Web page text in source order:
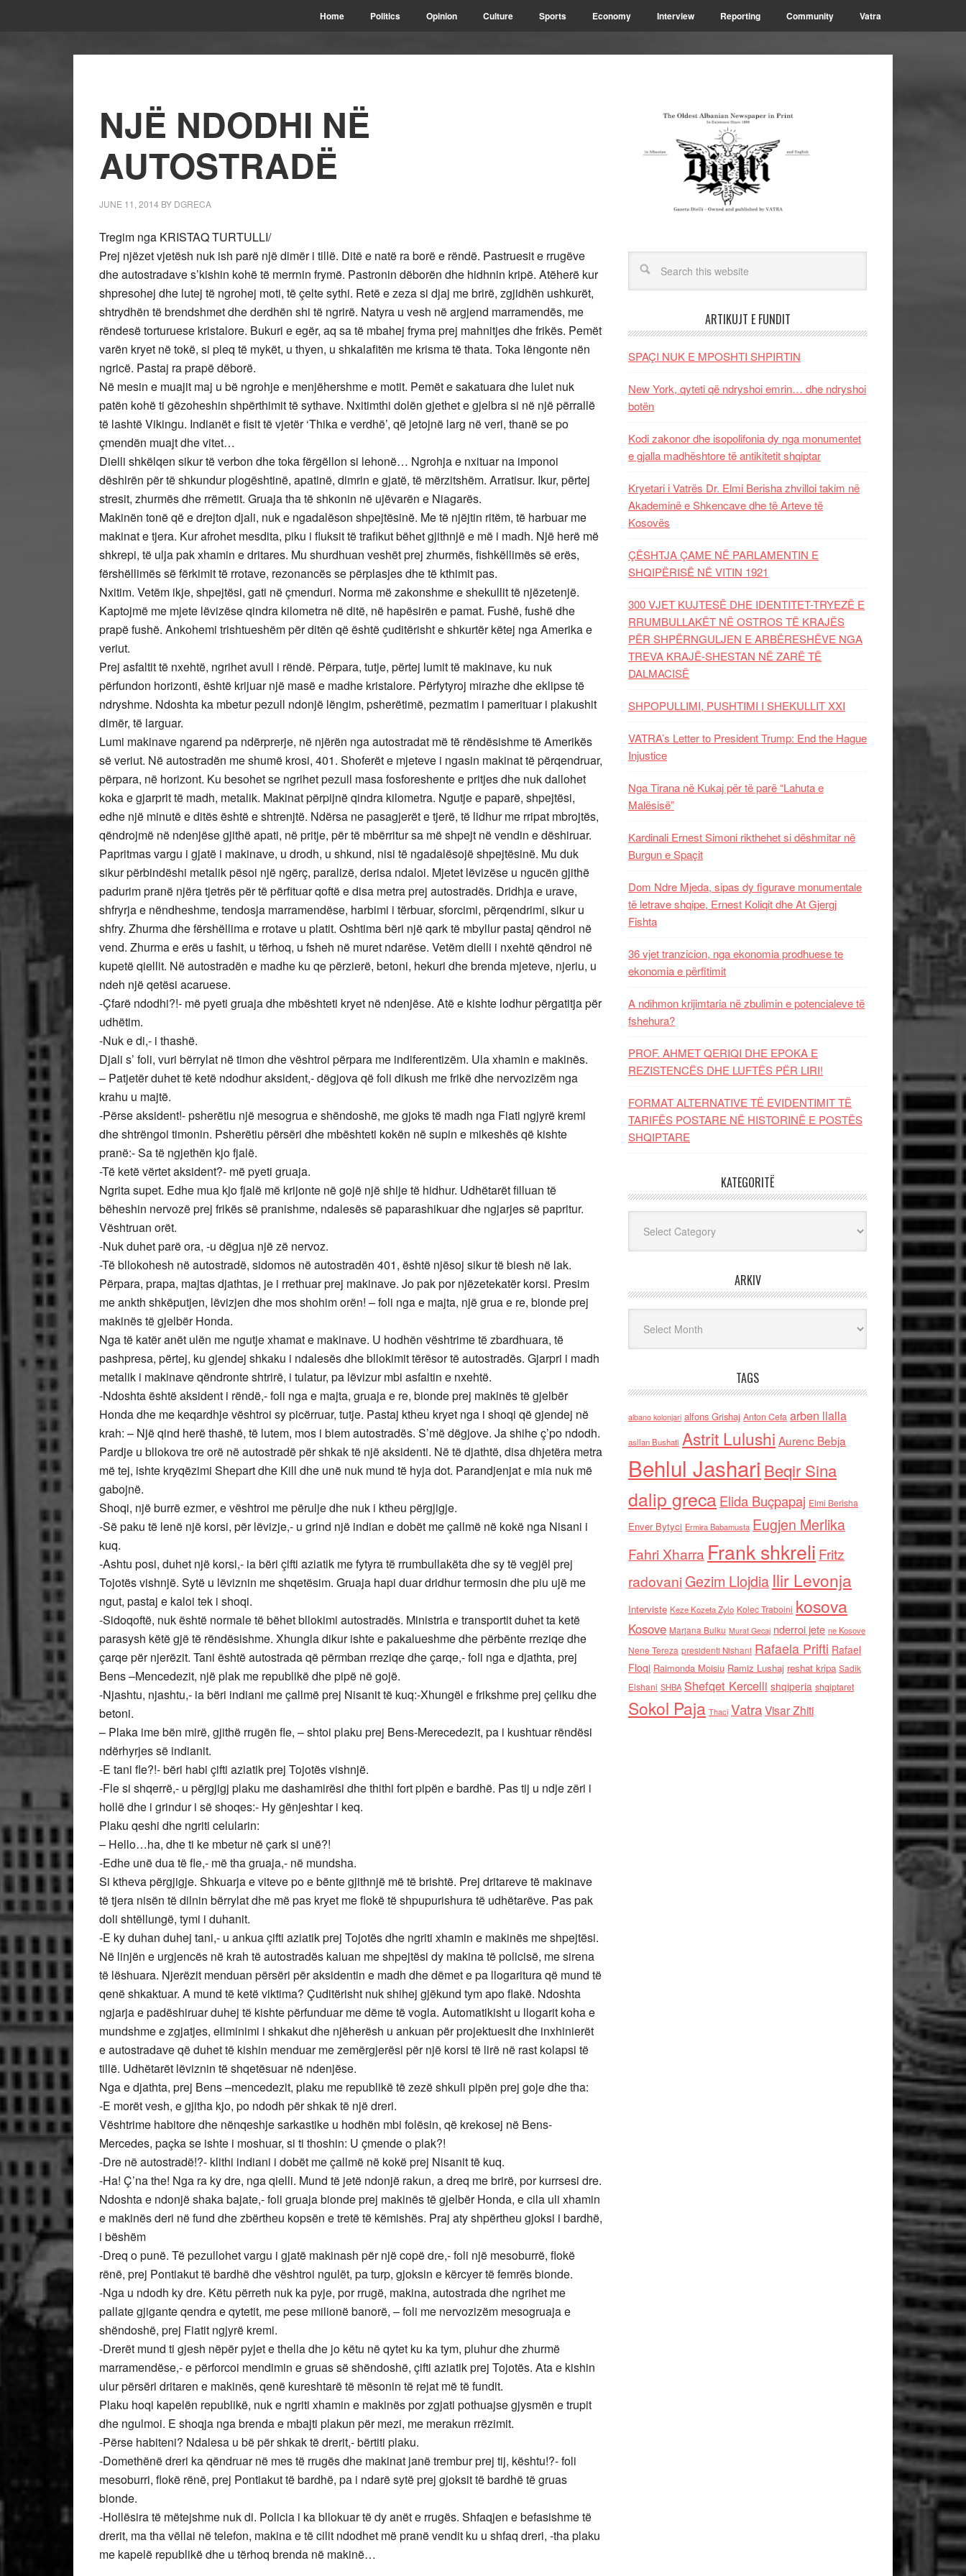
Home Politics Opinion Culture Sports Economy Interview Reporting Community Vatra
NJË NDODHI NË
AUTOSTRADË
JUNE 11, 2014 BY DGRECA
Tregim nga KRISTAQ TURTULLI/
Prej njëzet vjetësh nuk ish parë një dimër i tillë. Ditë e natë ra borë e rëndë. Pastruesit e rrugëve
dhe autostradave s’kishin kohë të merrnin frymë. Pastronin dëborën dhe hidhnin kripë. Atëherë kur
shpresohej dhe lutej të ngrohej moti, të çelte sythi. Retë e zeza si djaj me brirë, zgjidhën ushkurët,
shtrydhën të brendshmet dhe derdhën shi të ngrirë. Natyra u vesh në argjend marramendës, me
rëndesë torturuese kristalore. Bukuri e egër, aq sa të mbahej fryma prej mahnitjes dhe frikës. Pemët
varën kryet në tokë, si pleq të mykët, u thyen, u shkalafitën me krisma të thata. Toka lëngonte nën
ngricë. Pastaj ra prapë dëborë.
Në mesin e muajit maj u bë ngrohje e menjëhershme e motit. Pemët e sakatuara dhe lulet nuk
patën kohë ti gëzoheshin shpërthimit të sythave. Nxitimthi dolën gjethet e gjelbra si në një përrallë
të lashtë Vikingu. Indianët e fisit të vjetër ‘Thika e verdhë’, që jetojnë larg në veri, thanë se po
çmendën muajt dhe vitet…
Dielli shkëlqen sikur të verbon dhe toka fërgëllon si lehonë… Ngrohja e nxituar na imponoi
dëshirën për të shkundur plogështinë, apatinë, dimrin e gjatë, të mërzitshëm. Arratisur. Ikur, përtej
stresit, zhurmës dhe rrëmetit. Gruaja tha të shkonin në ujëvarën e Niagarës.
Makinën tonë që e drejton djali, nuk e ngadalëson shpejtësinë. Me të njëjtin ritëm, të harbuar me
makinat e tjera. Kur afrohet mesdita, piku i fluksit të trafikut bëhet gjithnjë e më i madh. Një herë më
shkrepi, të ulja pak xhamin e dritares. Mu shurdhuan veshët prej zhurmës, fishkëllimës së erës,
fërshëllimës së fërkimit të rrotave, rezonancës se përplasjes dhe të kthimit pas.
Nxitim. Vetëm ikje, shpejtësi, gati në çmenduri. Norma më zakonshme e shekullit të njëzetenjë.
Kaptojmë me mjete lëvizëse qindra kilometra në ditë, në hapësirën e pamat. Fushë, fushë dhe
prapë fushë. Ankohemi trishtueshëm për ditën që është çuditërisht e shkurtër këtej nga Amerika e
veriut.
Prej asfaltit të nxehtë, ngrihet avull i rëndë. Përpara, tutje, përtej lumit të makinave, ku nuk
përfundon horizonti, është krijuar një masë e madhe kristalore. Përfytyroj mirazhe dhe eklipse të
ndryshme. Ndoshta ka mbetur pezull ndonjë lëngim, psherëtimë, pezmatim i pamerituar i plakushit
dimër, të larguar.
Lumi makinave ngarend pa ndërprerje, në njërën nga autostradat më të rëndësishme të Amerikës
së veriut. Në autostradën me shumë krosi, 401. Shoferët e mjeteve i ngasin makinat të përqendruar,
përpara, në horizont. Ku besohet se ngrihet pezull masa fosforeshente e pritjes dhe nuk dallohet
koka e gjarprit të madh, metalik. Makinat përpijnë qindra kilometra. Ngutje e paparë, shpejtësi,
edhe një minutë e ditës është e shtrenjtë. Ndërsa ne pasagjerët e tjerë, të lidhur me rripat mbrojtës,
qëndrojmë në ndenjëse gjithë apati, në pritje, për të mbërritur sa më shpejt në vendin e dëshiruar.
Papritmas vargu i gjatë i makinave, u drodh, u shkund, nisi të ngadalësojë shpejtësinë. Mu duk
sikur përbindëshi metalik pësoi një ngërç, paralizë, derisa ndaloi. Mjetet lëvizëse u ngucën gjithë
padurim pranë njëra tjetrës për të përfituar qoftë e disa metra prej autostradës. Dridhja e urave,
shfryrja e nëndheshme, tendosja marramendëse, harbimi i tërbuar, sforcimi, përqendrimi, sikur u
shfry. Zhurma dhe fërshëllima e rrotave u platit. Oshtima bëri një qark të mbyllur pastaj qëndroi në
vend. Zhurma e erës u fashit, u tërhoq, u fsheh në muret ndarëse. Vetëm dielli i nxehtë qëndroi në
kupetë qiellit. Në autostradën e madhe ku qe përzierë, betoni, hekuri dhe brenda mjeteve, njeriu, u
ndeh një qetësi acaruese.
-Çfarë ndodhi?!- më pyeti gruaja dhe mbështeti kryet në ndenjëse. Atë e kishte lodhur përgatitja për
udhëtim.
-Nuk e di,- i thashë.
Djali s’ foli, vuri bërrylat në timon dhe vështroi përpara me indiferentizëm. Ula xhamin e makinës.
– Patjetër duhet të ketë ndodhur aksident,- dëgjova që foli dikush me frikë dhe nervozizëm nga
krahu u majtë.
-Përse aksident!- psherëtiu një mesogrua e shëndoshë, me gjoks të madh nga Fiati ngjyrë kremi
dhe shtrëngoi timonin. Psherëtiu përsëri dhe mbështeti kokën në supin e mikeshës që kishte
pranë:- Sa të ngjethën kjo fjalë.
-Të ketë vërtet aksident?- më pyeti gruaja.
Ngrita supet. Edhe mua kjo fjalë më krijonte në gojë një shije të hidhur. Udhëtarët filluan të
bëheshin nervozë prej frikës së pranishme, ndalesës së paparashikuar dhe ngjarjes së papritur.
Vështruan orët.
-Nuk duhet parë ora, -u dëgjua një zë nervoz.
-Të bllokohesh në autostradë, sidomos në autostradën 401, është njësoj sikur të biesh në lak.
Përpara, prapa, majtas djathtas, je i rrethuar prej makinave. Jo pak por njëzetekatër korsi. Presim
me ankth shkëputjen, lëvizjen dhe mos shohim orën! – foli nga e majta, një grua e re, bionde prej
makinës të gjelbër Honda.
Nga të katër anët ulën me ngutje xhamat e makinave. U hodhën vështrime të zbardhuara, të
pashpresa, përtej, ku gjendej shkaku i ndalesës dhe bllokimit tërësor të autostradës. Gjarpri i madh
metalik i makinave qëndronte shtrirë, i tulatur, pa lëvizur mbi asfaltin e nxehtë.
-Ndoshta është aksident i rëndë,- foli nga e majta, gruaja e re, bionde prej makinës të gjelbër
Honda dhe me keqardhje vështroi sy picërruar, tutje. Pastaj ktheu kryet nga i shoqi që gjendej në
krah: – Një qind herë thashë, të lutem, mos i biem autostradës. S’më dëgjove. Ja shihe ç’po ndodh.
Pardje u bllokova tre orë në autostradë për shkak të një aksidenti. Në të djathtë, disa dhjetëra metra
më tej, ishte kryqëzimi Shepart dhe Kill dhe unë nuk mund të hyja dot. Parandjenjat e mia nuk më
gabojnë.
Shoqi, një burrë ezmer, e vështroi me përulje dhe nuk i ktheu përgjigje.
-Së paku të lenë një korsi, për lëvizje,- u grind një indian e dobët me çallmë në kokë nga Nisani i
kuq.
-Ashtu posi, duhet një korsi,- ia bëri çifti aziatik me fytyra të rrumbullakëta dhe sy të vegjël prej
Tojotës vishnjë. Sytë u lëviznin me shqetësim. Gruaja hapi duar dridhur termosin dhe piu ujë me
ngut, pastaj e kaloi tek i shoqi.
-Sidoqoftë, nuk është normale të bëhet bllokimi autostradës. Ministria e transportit duhet ta ketë
parasysh këtë gjë të rëndësishme. Xhungla dikur ishte e pakalueshme dhe përbënte rreziqe dhe
çarqe për njerëzit. Tani është autostrada që përmban rreziqe dhe çarqe,- foli nga e djathta, prej
Bens –Mencedezit, një plak me republikë dhe pipë në gojë.
-Njashtu, njashtu,- ia bëri indiani me çallmë prej Nisanit të kuq:-Xhungël e frikshme prej çeliku dhe
betoni.
– Plaka ime bën mirë, gjithë rrugën fle, – shtoi plaku prej Bens-Merecedezit, pa i kushtuar rëndësi
ndërhyrjes së indianit.
-E tani fle?!- bëri habi çifti aziatik prej Tojotës vishnjë.
-Fle si shqerrë,- u përgjigj plaku me dashamirësi dhe thithi fort pipën e bardhë. Pas tij u ndje zëri i
hollë dhe i grindur i së shoqes:- Hy gënjeshtar i keq.
Plaku qeshi dhe ngriti celularin:
– Hello…ha, dhe ti ke mbetur në çark si unë?!
-Edhe unë dua të fle,- më tha gruaja,- në mundsha.
Si ktheva përgjigje. Shkuarja e viteve po e bënte gjithnjë më të brishtë. Prej dritareve të makinave
të tjera nisën të dilnin bërrylat dhe më pas kryet me flokë të shpupurishura të udhëtarëve. Pas pak
doli shtëllungë, tymi i duhanit.
-E ky duhan duhej tani,- u ankua çifti aziatik prej Tojotës dhe ngriti xhamin e makinës me shpejtësi.
Në linjën e urgjencës në krah të autostradës kaluan me shpejtësi dy makina të policisë, me sirena
të lëshuara. Njerëzit menduan përsëri për aksidentin e madh dhe dëmet e pa llogaritura që mund të
qenë shkaktuar. A mund të ketë viktima? Çuditërisht nuk shihej gjëkund tym apo flakë. Ndoshta
ngjarja e padëshiruar duhej të kishte përfunduar me dëme të vogla. Automatikisht u llogarit koha e
mundshme e zgjatjes, eliminimi i shkakut dhe njëherësh u ankuan për projektuesit dhe inxhinierët
e autostradave që duhet të kishin menduar me zemërgjerësi për një korsi të lirë në rast kolapsi të
tillë. Udhëtarët lëviznin të shqetësuar në ndenjëse.
Nga e djathta, prej Bens –mencedezit, plaku me republikë të zezë shkuli pipën prej goje dhe tha:
-E morët vesh, e gjitha kjo, po ndodh për shkak të një dreri.
Vështrime habitore dhe nënqeshje sarkastike u hodhën mbi folësin, që krekosej në Bens-
Mercedes, paçka se ishte i moshuar, si ti thoshin: U çmende o plak?!
-Dre në autostradë!?- klithi indiani i dobët me çallmë në kokë prej Nisanit të kuq.
-Ha! Ç’na the! Nga ra ky dre, nga qielli. Mund të jetë ndonjë rakun, a dreq me brirë, por kurrsesi dre.
Ndoshta e ndonjë shaka bajate,- foli gruaja bionde prej makinës të gjelbër Honda, e cila uli xhamin
e makinës deri në fund dhe zbërtheu kopsën e tretë të këmishës. Praj aty shpërtheu gjoksi i bardhë,
i bëshëm
-Dreq o punë. Të pezullohet vargu i gjatë makinash për një copë dre,- foli një mesoburrë, flokë
rënë, prej Pontiakut të bardhë dhe vështroi ngulët, pa turp, gjoksin e kërcyer të femrës bionde.
-Nga u ndodh ky dre. Këtu përreth nuk ka pyje, por rrugë, makina, autostrada dhe ngrihet me
pallate gjigante qendra e qytetit, me pese milionë banorë, – foli me nervozizëm mesogruaja e
shëndoshë, prej Fiatit ngjyrë kremi.
-Drerët mund ti gjesh nëpër pyjet e thella dhe jo këtu në qytet ku ka tym, pluhur dhe zhurmë
marramendëse,- e përforcoi mendimin e gruas së shëndoshë, çifti aziatik prej Tojotës. Ata e kishin
ulur përsëri dritaren e makinës, qenë kureshtarë të mësonin të rejat më të fundit.
Plaku hoqi kapelën republikë, nuk e ngriti xhamin e makinës por zgjati pothuajse gjysmën e trupit
dhe ngulmoi. E shoqja nga brenda e mbajti plakun për mezi, me merakun rrëzimit.
-Përse habiteni? Ndalesa u bë për shkak të drerit,- bërtiti plaku.
-Domethënë dreri ka qëndruar në mes të rrugës dhe makinat janë trembur prej tij, kështu!?- foli
mesoburri, flokë rënë, prej Pontiakut të bardhë, pa i ndarë sytë prej gjoksit të bardhë të gruas
bionde.
-Hollësira të mëtejshme nuk di. Policia i ka bllokuar të dy anët e rrugës. Shfaqjen e befasishme të
drerit, ma tha vëllai në telefon, makina e të cilit ndodhet më pranë vendit ku u shfaq dreri, -tha plaku
me kapelë republikë dhe u tërhoq brenda në makinë…
ARTIKUJT E FUNDIT
SPAÇI NUK E MPOSHTI SHPIRTIN
New York, qyteti që ndryshoi emrin… dhe ndryshoi
botën
Kodi zakonor dhe isopolifonia dy nga monumentet
e gjalla madhështore të antikitetit shqiptar
Kryetari i Vatrës Dr. Elmi Berisha zhvilloi takim në
Akademinë e Shkencave dhe të Arteve të
Kosovës
ÇËSHTJA ÇAME NË PARLAMENTIN E
SHQIPËRISË NË VITIN 1921
300 VJET KUJTESË DHE IDENTITET-TRYEZË E
RRUMBULLAKËT NË OSTROS TË KRAJËS
PËR SHPËRNGULJEN E ARBËRESHËVE NGA
TREVA KRAJË-SHESTAN NË ZARË TË
DALMACISË
SHPOPULLIMI, PUSHTIMI I SHEKULLIT XXI
VATRA’s Letter to President Trump: End the Hague
Injustice
Nga Tirana në Kukaj për të parë “Lahuta e
Malësisë”
Kardinali Ernest Simoni rikthehet si dëshmitar në
Burgun e Spaçit
Dom Ndre Mjeda, sipas dy figurave monumentale
të letrave shqipe, Ernest Koliqit dhe At Gjergj
Fishta
36 vjet tranzicion, nga ekonomia prodhuese te
ekonomia e përfitimit
A ndihmon krijimtaria në zbulimin e potencialeve të
fshehura?
PROF. AHMET QERIQI DHE EPOKA E
REZISTENCЁS DHE LUFTЁS PЁR LIRI!
FORMAT ALTERNATIVE TË EVIDENTIMIT TË
TARIFËS POSTARE NË HISTORINË E POSTËS
SHQIPTARE
KATEGORITË
ARKIV
TAGS
albano kolonjari alfons Grishaj Anton Cefa arben llalla
asllan Bushati Astrit Lulushi Aurenc Bebja
Behlul Jashari Beqir Sina
dalip grecaElida Buçpapaj Elmi Berisha
Enver Bytyci Ermira Babamusta Eugjen Merlika
Fahri Xharra Frank shkreli Fritz
radovaniGezim Llojdia Ilir Levonja
Interviste Keze Kozeta Zylo Kolec Traboini kosova
Kosove Marjana Bulku Murat Gecaj nderroi jete ne Kosove
Nene Tereza presidenti Nishani Rafaela Prifti Rafael
Floqi Raimonda Moisiu Ramiz Lushaj reshat kripa Sadik
Elshani SHBA Shefqet Kercelli shqiperia shqiptaret
Sokol Paja Thaci VatraVisar Zhiti